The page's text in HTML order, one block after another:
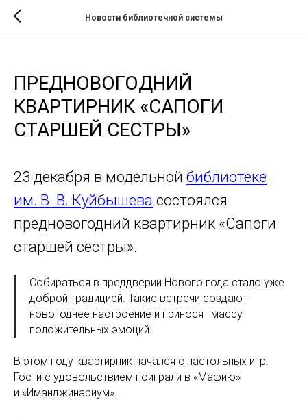
Новости библиотечной системы
ПРЕДНОВОГОДНИЙ
КВАРТИРНИК «САПОГИ
СТАРШЕЙ СЕСТРЫ»
23 декабря в модельной библиотеке
им. В. В. Куйбышева состоялся
предновогодний квартирник «Сапоги
старшей сестры».
Собираться в преддверии Нового года стало уже
доброй традицией. Такие встречи создают
новогоднее настроение и приносят массу
положительных эмоций.
В этом году квартирник начался с настольных игр.
Гости с удовольствием поиграли в «Мафию»
и «Иманджинариум».